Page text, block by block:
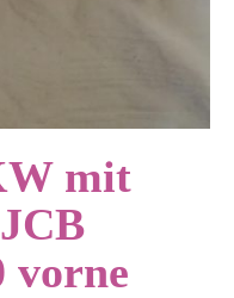
mit
vorne